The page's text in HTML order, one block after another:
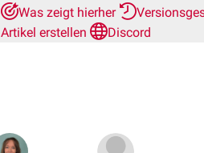
Was zeigt hierher
Artikel erstellen
Discord